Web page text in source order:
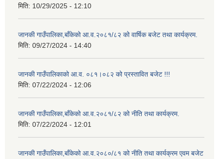
मिति: 10/29/2025 - 12:10
जानकी गाउँपालिका,बाँकेको आ.व.२०८१/८२ को वार्षिक बजेट तथा कार्यक्रम.
मिति: 09/27/2024 - 14:40
जानकी गाउँपालिकाको आ.व. ०८१।०८२ को प्रस्तावित बजेट !!!
मिति: 07/22/2024 - 12:06
जानकी गाउँपालिका,बाँकेको आ.व.२०८१/८२ को नीति तथा कार्यक्रम.
मिति: 07/22/2024 - 12:01
जानकी गाउँपालिका,बाँकेको आ.व.२०८०/८१ को नीति तथा कार्यक्रम एवम बजेट